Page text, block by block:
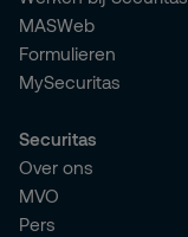
MASWeb
Formulieren
MySecuritas
Securitas
Over ons
MVO
Pers